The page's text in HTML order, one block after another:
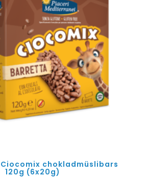
Ciocomix chokladmüslibars
120g (6x20g)